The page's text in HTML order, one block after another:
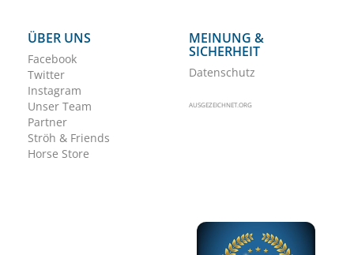
ÜBER UNS
Facebook
Twitter
Instagram
Unser Team
Partner
Ströh & Friends
Horse Store
MEINUNG &
SICHERHEIT
Datenschutz
AUSGEZEICHNET.ORG